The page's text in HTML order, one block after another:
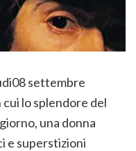
settembre
lo splendore del
una donna
e superstizioni